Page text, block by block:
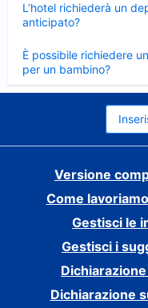
L’hotel richiederà un
anticipato?
chiuso
È possibile richiedere
per un bambino?
Elemento
chiuso
Versione
Come lavoriamo
Gestisci le
Gestisci i
Dichiarazione